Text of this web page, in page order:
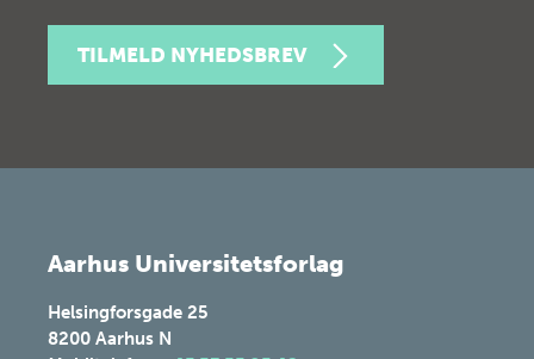
TILMELD NYHEDSBREV
Aarhus Universitetsforlag
Helsingforsgade 25
8200 Aarhus N